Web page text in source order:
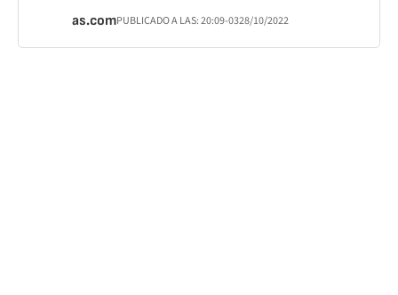
as.comPUBLICADO A LAS:20:09-0328/10/2022